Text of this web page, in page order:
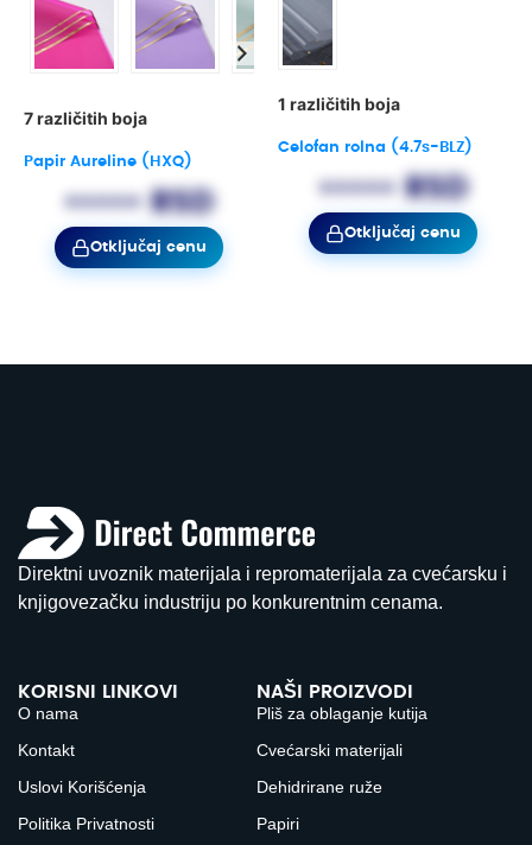
7 različitih boja
Papir Aureline (HXQ)
••••• RSD
Otključaj cenu
1 različitih boja
Celofan rolna (4.7s-BLZ)
••••• RSD
Otključaj cenu
Direktni uvoznik materijala i repromaterijala za cvećarsku i
knjigovezačku industriju po konkurentnim cenama.
KORISNI LINKOVI
O nama
Kontakt
Uslovi Korišćenja
Politika Privatnosti
NAŠI PROIZVODI
Pliš za oblaganje kutija
Cvećarski materijali
Dehidrirane ruže
Papiri